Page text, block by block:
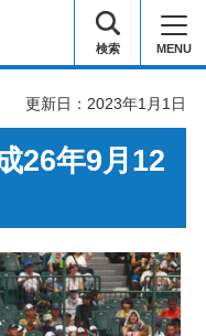
検索 MENU
更新日：2023年1月1日
26年9月12